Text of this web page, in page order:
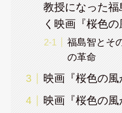
教授になった
く映画『桜色の
福島智とそ
の革命
映画『桜色の
映画『桜色の